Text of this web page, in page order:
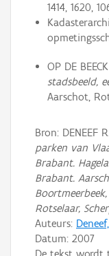
1414, 1620,
OP DE
stadsbeeld,
Aarschot,
Bron: DENEEF
parken van
Brabant.
Brabant.
Rotselaar,
Auteurs:
Datum: 2007